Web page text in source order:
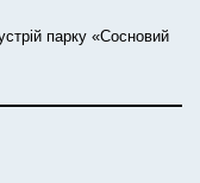
парку «Сосновий